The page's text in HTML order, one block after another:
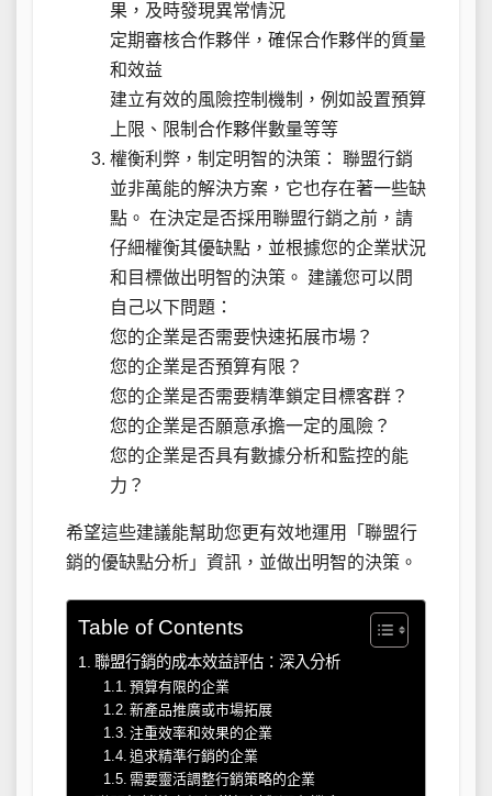
果，及時發現異常情況
定期審核合作夥伴，確保合作夥伴的質量
和效益
建立有效的風險控制機制，例如設置預算
上限、限制合作夥伴數量等等
權衡利弊，制定明智的決策： 聯盟行銷
並非萬能的解決方案，它也存在著一些缺
點。 在決定是否採用聯盟行銷之前，請
仔細權衡其優缺點，並根據您的企業狀況
和目標做出明智的決策。 建議您可以問
自己以下問題：
您的企業是否需要快速拓展市場？
您的企業是否預算有限？
您的企業是否需要精準鎖定目標客群？
您的企業是否願意承擔一定的風險？
您的企業是否具有數據分析和監控的能
力？
希望這些建議能幫助您更有效地運用「聯盟行
銷的優缺點分析」資訊，並做出明智的決策。
Table of Contents
聯盟行銷的成本效益評估：深入分析
預算有限的企業
新產品推廣或市場拓展
注重效率和效果的企業
追求精準行銷的企業
需要靈活調整行銷策略的企業